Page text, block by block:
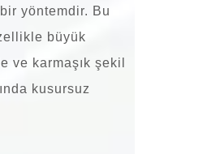
bir yöntemdir. Bu
büyük
ve karmaşık şekil
kusursuz